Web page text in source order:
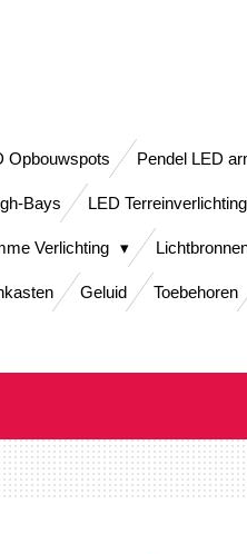
Opbouwspots Pendel LED
Bays LED Terreinverlichting
Verlichting
Geluid Toebehoren